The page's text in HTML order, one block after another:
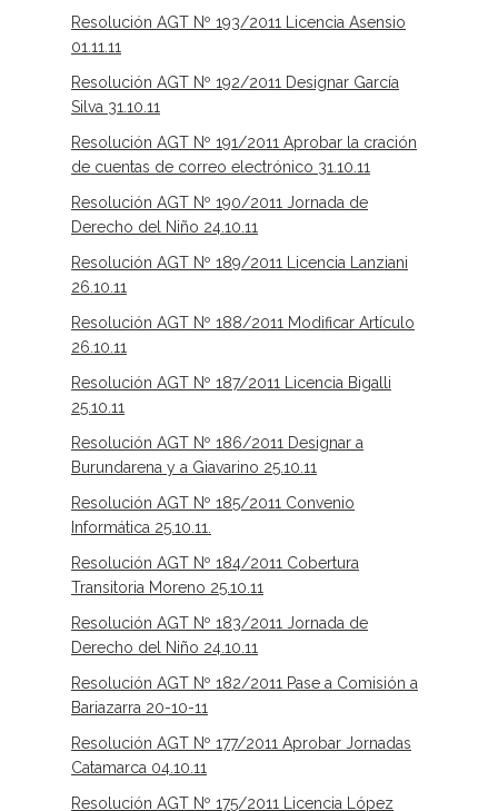
Resolución AGT Nº 193/2011 Licencia Asensio
01.11.11
Resolución AGT Nº 192/2011 Designar García
Silva 31.10.11
Resolución AGT Nº 191/2011 Aprobar la cración
de cuentas de correo electrónico 31.10.11
Resolución AGT Nº 190/2011 Jornada de
Derecho del Niño 24.10.11
Resolución AGT Nº 189/2011 Licencia Lanziani
26.10.11
Resolución AGT Nº 188/2011 Modificar Artículo
26.10.11
Resolución AGT Nº 187/2011 Licencia Bigalli
25.10.11
Resolución AGT Nº 186/2011 Designar a
Burundarena y a Giavarino 25.10.11
Resolución AGT Nº 185/2011 Convenio
Informática 25.10.11.
Resolución AGT Nº 184/2011 Cobertura
Transitoria Moreno 25.10.11
Resolución AGT Nº 183/2011 Jornada de
Derecho del Niño 24.10.11
Resolución AGT Nº 182/2011 Pase a Comisión a
Bariazarra 20-10-11
Resolución AGT Nº 177/2011 Aprobar Jornadas
Catamarca 04.10.11
Resolución AGT Nº 175/2011 Licencia López